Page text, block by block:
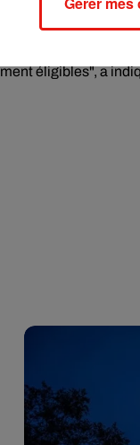
toutes les
éligibles", a